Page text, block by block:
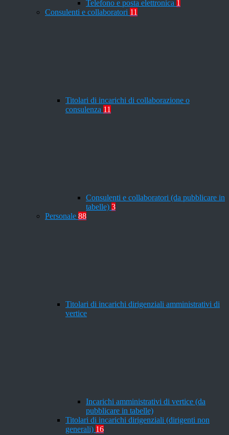
Telefono e posta elettronica 1
Consulenti e collaboratori 11
Titolari di incarichi di collaborazione o
consulenza 11
Consulenti e collaboratori (da pubblicare in
tabelle) 3
Personale 88
Titolari di incarichi dirigenziali amministrativi di
vertice
Incarichi amministrativi di vertice (da
pubblicare in tabelle)
Titolari di incarichi dirigenziali (dirigenti non
generali) 16